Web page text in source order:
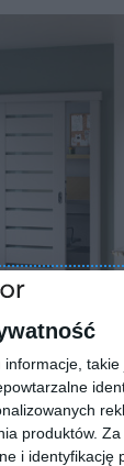
produktów. Za
i identyfikację
jadalnia